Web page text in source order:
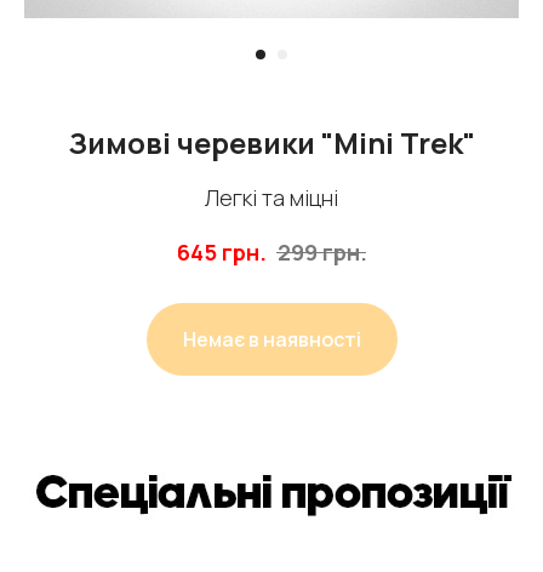
Зимові черевики "Mini Trek"
Легкі та міцні
645 грн. 299грн.
Немає в наявності